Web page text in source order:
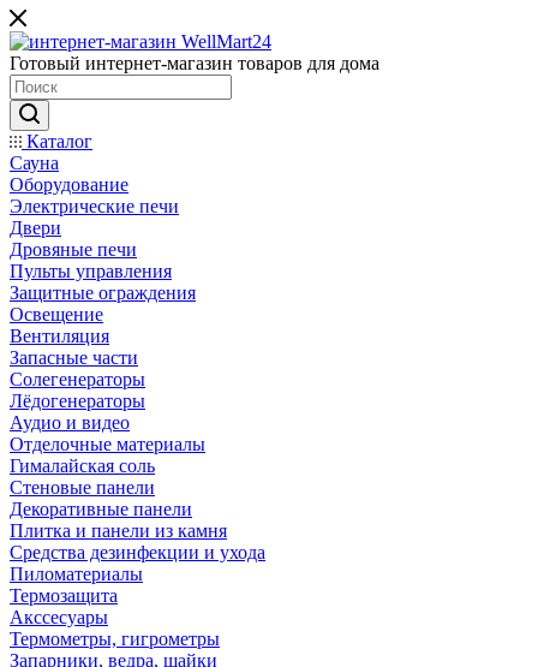
Готовый интернет-магазин товаров для дома
Каталог
Сауна
Оборудование
Электрические печи
Двери
Дровяные печи
Пульты управления
Защитные ограждения
Освещение
Вентиляция
Запасные части
Солегенераторы
Лёдогенераторы
Аудио и видео
Отделочные материалы
Гималайская соль
Стеновые панели
Декоративные панели
Плитка и панели из камня
Средства дезинфекции и ухода
Пиломатериалы
Термозащита
Аксcесуары
Термометры, гигрометры
Запарники, ведра, шайки